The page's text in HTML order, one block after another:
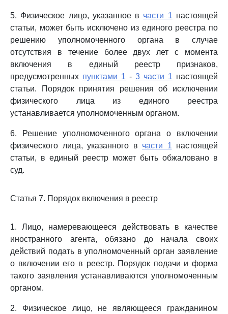
5. Физическое лицо, указанное в части 1 настоящей
статьи, может быть исключено из единого реестра по
решению уполномоченного органа в случае
отсутствия в течение более двух лет с момента
включения в единый реестр признаков,
предусмотренных пунктами 1 - 3 части 1 настоящей
статьи. Порядок принятия решения об исключении
физического лица из единого реестра
устанавливается уполномоченным органом.
6. Решение уполномоченного органа о включении
физического лица, указанного в части 1 настоящей
статьи, в единый реестр может быть обжаловано в
суд.
Статья 7. Порядок включения в реестр
1. Лицо, намеревающееся действовать в качестве
иностранного агента, обязано до начала своих
действий подать в уполномоченный орган заявление
о включении его в реестр. Порядок подачи и форма
такого заявления устанавливаются уполномоченным
органом.
2. Физическое лицо, не являющееся гражданином